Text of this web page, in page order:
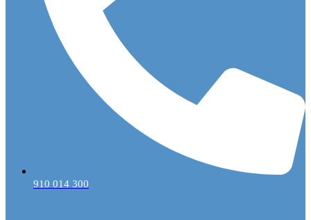
910 014 300